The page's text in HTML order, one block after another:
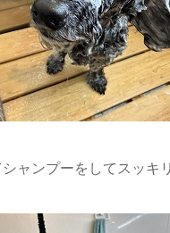
ャンプーをしてスッキリ